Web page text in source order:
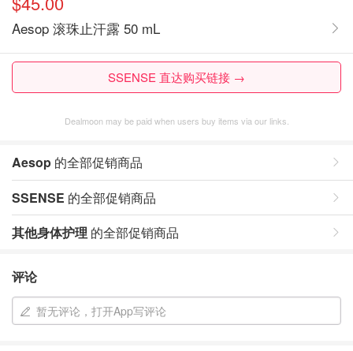
Aesop 滚珠止汗露 50 mL
SSENSE 直达购买链接 →
Dealmoon may be paid when users buy items via our links.
Aesop 的全部促销商品
SSENSE 的全部促销商品
其他身体护理 的全部促销商品
评论
暂无评论，打开App写评论